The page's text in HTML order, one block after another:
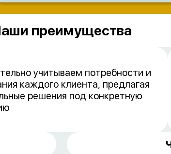
преимущества
учитываем потребности и
каждого клиента, предлагая
решения под конкретную